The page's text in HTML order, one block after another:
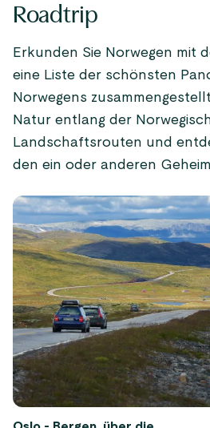
Roadtrip
Erkunden Sie Norwegen mit
eine Liste der schönsten
Norwegens
Natur entlang der
Landschaftsrouten und
den ein oder anderen